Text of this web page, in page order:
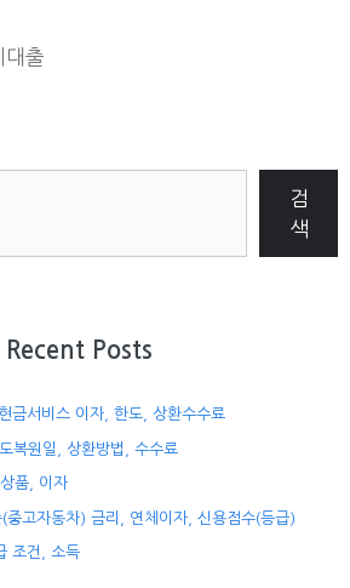
대출
검
색
Recent Posts
금서비스 이자, 한도, 상환수수료
복원일, 상환방법, 수수료
품, 이자
중고자동차) 금리, 연체이자, 신용점수(등급)
조건, 소득